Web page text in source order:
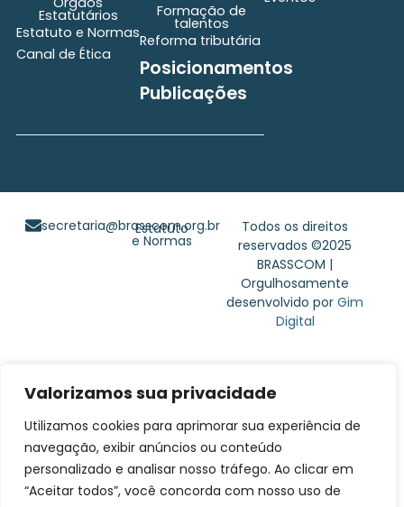
Valorizamos sua privacidade
Utilizamos cookies para aprimorar sua experiência de
navegação, exibir anúncios ou conteúdo
personalizado e analisar nosso tráfego. Ao clicar em
“Aceitar todos”, você concorda com nosso uso de
Estatutários
Estatuto e Normas
Canal de Ética
Formação de
talentos
Reforma tributária
Posicionamentos
Publicações
Todos os direitos
reservados ©2025
BRASSCOM |
Orgulhosamente
desenvolvido porGim
Digital
secretaria@brasscom.org.br
Estatuto
e Normas